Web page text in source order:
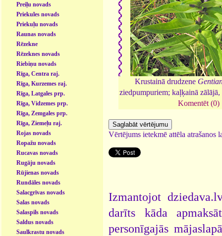
Preiļu novads
Priekules novads
Priekuļu novads
Raunas novads
Rēzekne
Rēzeknes novads
Riebiņu novads
Rīga, Centra raj.
Rīga, Kurzemes raj.
Rīga, Latgales prp.
Rīga, Vidzemes prp.
Rīga, Zemgales prp.
Rīga, Ziemeļu raj.
Rojas novads
Ropažu novads
Rucavas novads
Rugāju novads
Rūjienas novads
Rundāles novads
Salacgrīvas novads
Salas novads
Salaspils novads
Saldus novads
Saulkrastu novads
Krustainā drudzene
ziedpumpuriem; kaļķainā
Komentēt (0)
Vērtējums ietekmē attēla atrašanos
Izmantojot
darīts kāda
personīgajās